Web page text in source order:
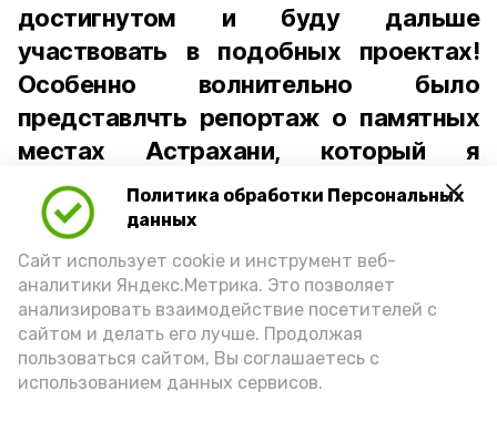
Политика обработки Персональных
данных
Сайт использует cookie и инструмент веб-
аналитики Яндекс.Метрика. Это позволяет
анализировать взаимодействие посетителей с
сайтом и делать его лучше. Продолжая
пользоваться сайтом, Вы соглашаетесь с
использованием данных сервисов.
достигнутом и буду дальше
участвовать в подобных проектах!
Особенно волнительно было
представлчть репортаж о памятных
местах Астрахани, который я
подготовила в рамках проекта.
Уверена, что наш регион достоин
того, чтобы о нём знала вся страна»,
— поделилась Арина Гайдукова.
В числе 300 победителей Арина
отправится в августе в «Путешествие
мечты» — уникальную поездку